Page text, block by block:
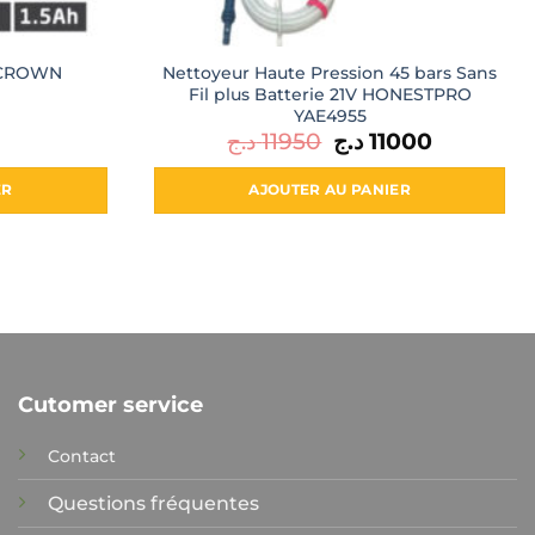
Nettoyeur Haute Pression 45 bars Sans
Fil plus Batterie 21V HONESTPRO
YAE4955
11950 د.ج Le
prix
initial
était :
11000 د.ج Le
actuel
AJOUTER AU PANIER
Cutomer service
Contact
Questions fréquentes